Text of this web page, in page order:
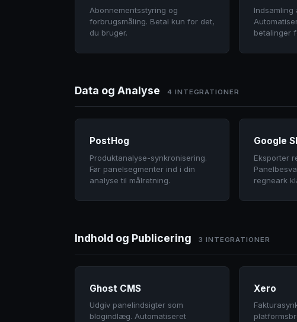
Abonnementsstyring og
forbrugsmåling. Betal kun for det,
du bruger.
Indsamling
betalinger
Data og Analyse 4 INTEGRATIONER
PostHog
Produktanalyse-synkronisering.
Før panelsegmenter ind i din
analyse til målretning.
Google
Eksporter
regneark
Indhold og Publicering 3 INTEGRATIONER
Ghost CMS
Udgiv panelindsigter som
blogindlæg. Automatiseret
Xero